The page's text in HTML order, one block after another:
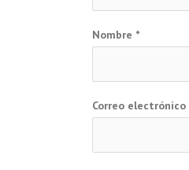
Nombre *
Correo electrónico